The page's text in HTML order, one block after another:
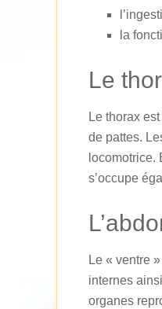
la
Le
Le thorax
de pattes.
locomotrice.
s’occupe
Le « ventre
internes
organes